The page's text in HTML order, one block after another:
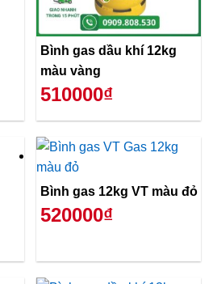
Bình gas dầu khí 12kg
màu vàng
510000₫
Bình gas 12kg VT màu đỏ
520000₫